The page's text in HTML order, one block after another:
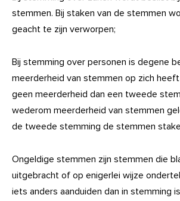
stemmen. Bij staken van de stemmen
geacht te zijn verworpen;
Bij stemming over personen is degene
meerderheid van stemmen op zich
geen meerderheid dan een tweede
wederom meerderheid van stemmen
de tweede stemming de stemmen
Ongeldige stemmen zijn stemmen die
uitgebracht of op enigerlei wijze
iets anders aanduiden dan in stemming